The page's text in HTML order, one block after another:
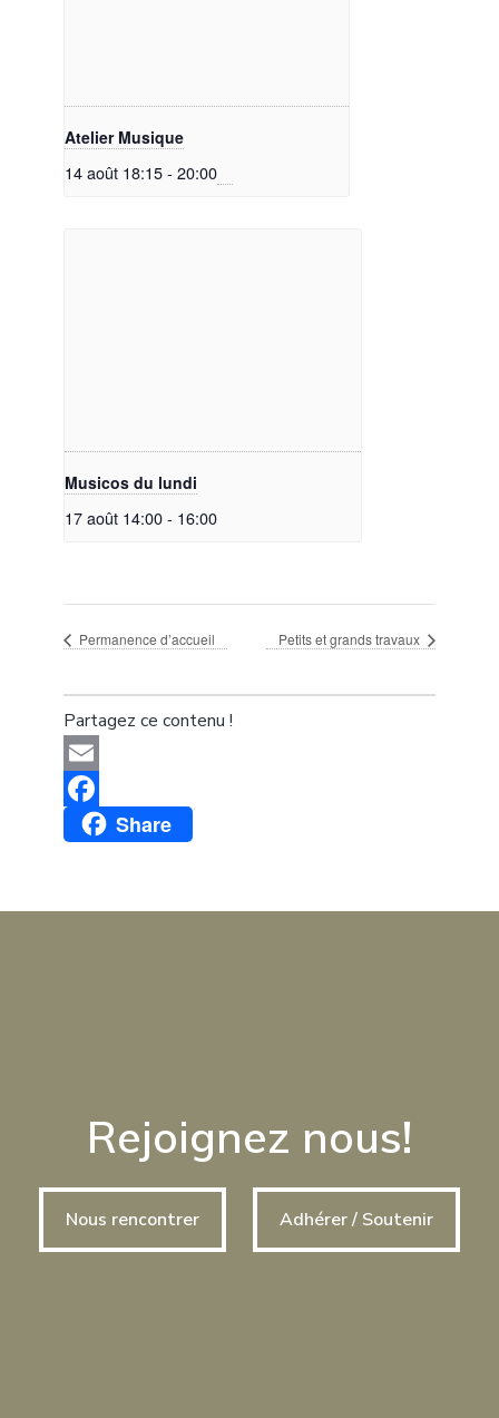
Atelier Musique
14 août 18:15 - 20:00
Musicos du lundi
17 août 14:00 - 16:00
Permanence d’accueil Petits et grands travaux
Partagez ce contenu !
Email
FacebookShare
Rejoignez nous!
Nous rencontrer Adhérer / Soutenir